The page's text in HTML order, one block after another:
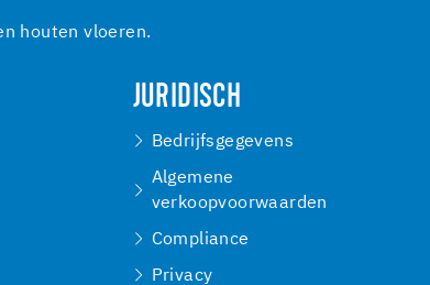
houten vloeren.
JURIDISCH
Bedrijfsgegevens
Algemene
verkoopvoorwaarden
Compliance
Privacy